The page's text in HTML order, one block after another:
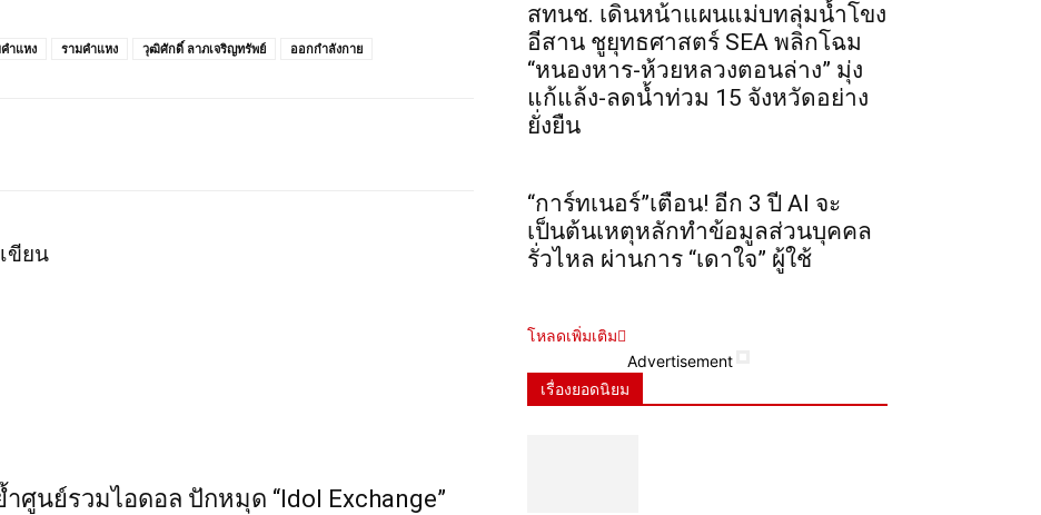
ำแหง รามคำแหง วุฒิศักดิ์ ลาภเจริญทรัพย์ ออกกำลังกาย
ขียน
ศูนย์รวมไอดอล ปักหมุด “Idol Exchange”
สทนช. เดินหน้าแผนแม่บทลุ่มน้ำโขง
อีสาน ชูยุทธศาสตร์ SEA พลิกโฉม
“หนองหาร-ห้วยหลวงตอนล่าง” มุ่ง
แก้แล้ง-ลดน้ำท่วม 15 จังหวัดอย่าง
ยั่งยืน
“การ์ทเนอร์”เตือน! อีก 3 ปี AI จะ
เป็นต้นเหตุหลักทำข้อมูลส่วนบุคคล
รั่วไหล ผ่านการ “เดาใจ” ผู้ใช้
โหลดเพิ่มเติม
Advertisement
เรื่องยอดนิยม